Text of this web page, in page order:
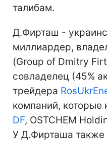
талибам.
Д.Фирташ -
миллиардер,
(Group of Dmitry
совладелец (45%
трейдера
компаний, которые
DF, OSTCHEM
У Д.Фирташа также